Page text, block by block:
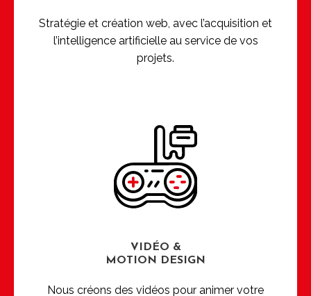
Stratégie et création web, avec l’acquisition et
l’intelligence artificielle au service de vos
projets.
VIDÉO &
MOTION DESIGN
Nous créons des vidéos pour animer votre